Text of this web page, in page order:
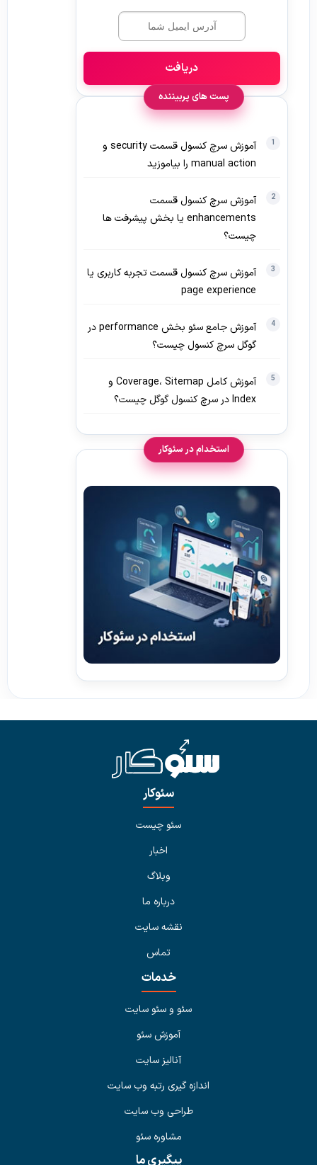
دریافت
پست های پربیننده
آموزش سرچ کنسول قسمت security و
manual action را بیاموزید
آموزش سرچ کنسول قسمت
enhancements یا بخش پیشرفت ها
چیست؟
آموزش سرچ کنسول قسمت تجربه کاربری یا
page experience
آموزش جامع سئو بخش performance در
گوگل سرچ کنسول چیست؟
آموزش کامل Coverage، Sitemap و
Index در سرچ کنسول گوگل چیست؟
استخدام در سئوکار
سئوکار
سئو چیست
اخبار
وبلاگ
درباره ما
نقشه سایت
تماس
خدمات
سئو و سئو سایت
آموزش سئو
آنالیز سایت
اندازه گیری رتبه وب سایت
طراحی وب سایت
مشاوره سئو
پیگیری ما